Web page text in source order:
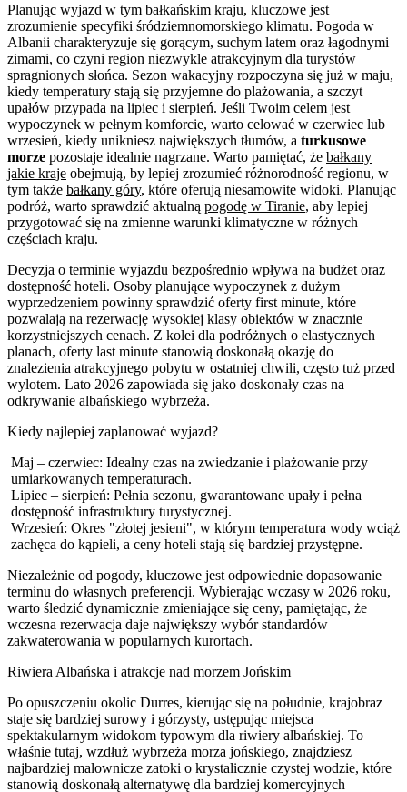
Planując wyjazd w tym bałkańskim kraju, kluczowe jest
zrozumienie specyfiki śródziemnomorskiego klimatu. Pogoda w
Albanii charakteryzuje się gorącym, suchym latem oraz łagodnymi
zimami, co czyni region niezwykle atrakcyjnym dla turystów
spragnionych słońca. Sezon wakacyjny rozpoczyna się już w maju,
kiedy temperatury stają się przyjemne do plażowania, a szczyt
upałów przypada na lipiec i sierpień. Jeśli Twoim celem jest
wypoczynek w pełnym komforcie, warto celować w czerwiec lub
wrzesień, kiedy unikniesz największych tłumów, a turkusowe
morze pozostaje idealnie nagrzane. Warto pamiętać, że bałkany
jakie kraje obejmują, by lepiej zrozumieć różnorodność regionu, w
tym także bałkany góry, które oferują niesamowite widoki. Planując
podróż, warto sprawdzić aktualną pogodę w Tiranie, aby lepiej
przygotować się na zmienne warunki klimatyczne w różnych
częściach kraju.
Decyzja o terminie wyjazdu bezpośrednio wpływa na budżet oraz
dostępność hoteli. Osoby planujące wypoczynek z dużym
wyprzedzeniem powinny sprawdzić oferty first minute, które
pozwalają na rezerwację wysokiej klasy obiektów w znacznie
korzystniejszych cenach. Z kolei dla podróżnych o elastycznych
planach, oferty last minute stanowią doskonałą okazję do
znalezienia atrakcyjnego pobytu w ostatniej chwili, często tuż przed
wylotem. Lato 2026 zapowiada się jako doskonały czas na
odkrywanie albańskiego wybrzeża.
Kiedy najlepiej zaplanować wyjazd?
Maj – czerwiec: Idealny czas na zwiedzanie i plażowanie przy
umiarkowanych temperaturach.
Lipiec – sierpień: Pełnia sezonu, gwarantowane upały i pełna
dostępność infrastruktury turystycznej.
Wrzesień: Okres "złotej jesieni", w którym temperatura wody wciąż
zachęca do kąpieli, a ceny hoteli stają się bardziej przystępne.
Niezależnie od pogody, kluczowe jest odpowiednie dopasowanie
terminu do własnych preferencji. Wybierając wczasy w 2026 roku,
warto śledzić dynamicznie zmieniające się ceny, pamiętając, że
wczesna rezerwacja daje największy wybór standardów
zakwaterowania w popularnych kurortach.
Riwiera Albańska i atrakcje nad morzem Jońskim
Po opuszczeniu okolic Durres, kierując się na południe, krajobraz
staje się bardziej surowy i górzysty, ustępując miejsca
spektakularnym widokom typowym dla riwiery albańskiej. To
właśnie tutaj, wzdłuż wybrzeża morza jońskiego, znajdziesz
najbardziej malownicze zatoki o krystalicznie czystej wodzie, które
stanowią doskonałą alternatywę dla bardziej komercyjnych